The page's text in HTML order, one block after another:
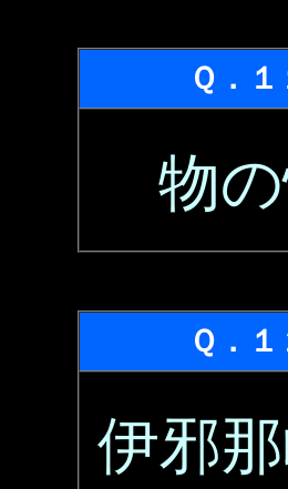
Ｑ．１
物
Ｑ．１
伊邪